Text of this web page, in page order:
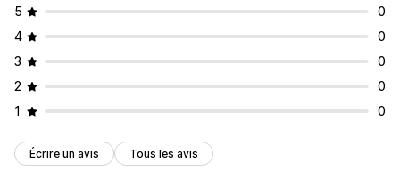
5
0
4
0
3
0
2
0
1
0
Écrire un avis Tous les avis